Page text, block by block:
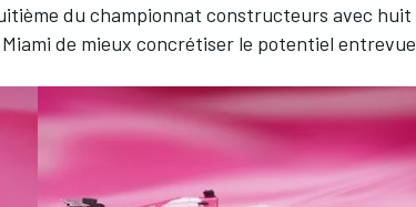
du championnat constructeurs avec huit
de mieux concrétiser le potentiel entrevue